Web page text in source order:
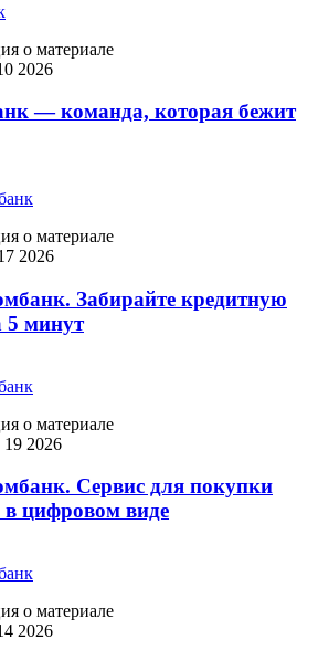
о материале
2026
— команда, которая бежит
о материале
2026
Забирайте кредитную
5 минут
о материале
19 2026
Сервис для покупки
в цифровом виде
о материале
2026